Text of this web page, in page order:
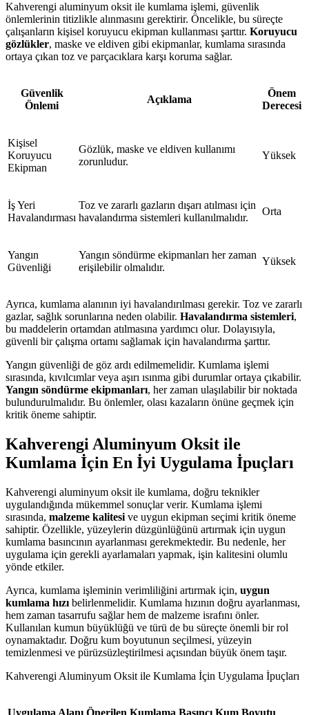
Kahverengi aluminyum oksit ile kumlama işlemi, güvenlik
önlemlerinin titizlikle alınmasını gerektirir. Öncelikle, bu süreçte
çalışanların kişisel koruyucu ekipman kullanması şarttır. Koruyucu
gözlükler, maske ve eldiven gibi ekipmanlar, kumlama sırasında
ortaya çıkan toz ve parçacıklara karşı koruma sağlar.
Güvenlik
Önlemi
Açıklama
Önem
Derecesi
Kişisel
Koruyucu
Ekipman
Gözlük, maske ve eldiven kullanımı
zorunludur.
Yüksek
İş Yeri
Havalandırması
Toz ve zararlı gazların dışarı atılması için
havalandırma sistemleri kullanılmalıdır.
Orta
Yangın
Güvenliği
Yangın söndürme ekipmanları her zaman
erişilebilir olmalıdır.
Yüksek
Ayrıca, kumlama alanının iyi havalandırılması gerekir. Toz ve zararlı
gazlar, sağlık sorunlarına neden olabilir. Havalandırma sistemleri,
bu maddelerin ortamdan atılmasına yardımcı olur. Dolayısıyla,
güvenli bir çalışma ortamı sağlamak için havalandırma şarttır.
Yangın güvenliği de göz ardı edilmemelidir. Kumlama işlemi
sırasında, kıvılcımlar veya aşırı ısınma gibi durumlar ortaya çıkabilir.
Yangın söndürme ekipmanları, her zaman ulaşılabilir bir noktada
bulundurulmalıdır. Bu önlemler, olası kazaların önüne geçmek için
kritik öneme sahiptir.
Kahverengi Aluminyum Oksit ile
Kumlama İçin En İyi Uygulama İpuçları
Kahverengi aluminyum oksit ile kumlama, doğru teknikler
uygulandığında mükemmel sonuçlar verir. Kumlama işlemi
sırasında, malzeme kalitesi ve uygun ekipman seçimi kritik öneme
sahiptir. Özellikle, yüzeylerin düzgünlüğünü artırmak için uygun
kumlama basıncının ayarlanması gerekmektedir. Bu nedenle, her
uygulama için gerekli ayarlamaları yapmak, işin kalitesini olumlu
yönde etkiler.
Ayrıca, kumlama işleminin verimliliğini artırmak için, uygun
kumlama hızı belirlenmelidir. Kumlama hızının doğru ayarlanması,
hem zaman tasarrufu sağlar hem de malzeme israfını önler.
Kullanılan kumun büyüklüğü ve türü de bu süreçte önemli bir rol
oynamaktadır. Doğru kum boyutunun seçilmesi, yüzeyin
temizlenmesi ve pürüzsüzleştirilmesi açısından büyük önem taşır.
Kahverengi Aluminyum Oksit ile Kumlama İçin Uygulama İpuçları
Uygulama Alanı Önerilen Kumlama Basıncı Kum Boyutu